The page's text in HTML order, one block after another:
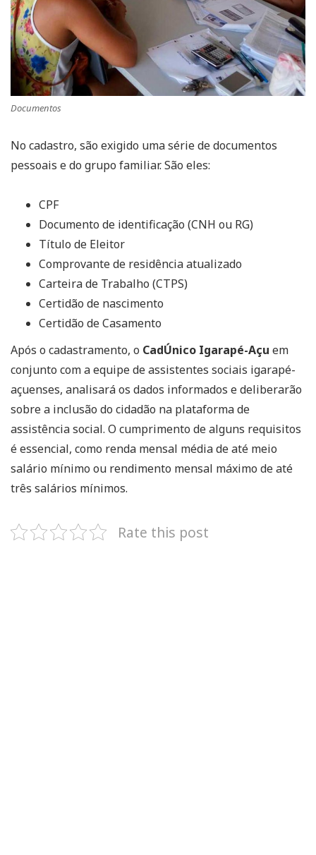
Documentos
No cadastro, são exigido uma série de documentos
pessoais e do grupo familiar. São eles:
CPF
Documento de identificação (CNH ou RG)
Título de Eleitor
Comprovante de residência atualizado
Carteira de Trabalho (CTPS)
Certidão de nascimento
Certidão de Casamento
Após o cadastramento, o CadÚnico Igarapé-Açu em
conjunto com a equipe de assistentes sociais igarapé-
açuenses, analisará os dados informados e deliberarão
sobre a inclusão do cidadão na plataforma de
assistência social. O cumprimento de alguns requisitos
é essencial, como renda mensal média de até meio
salário mínimo ou rendimento mensal máximo de até
três salários mínimos.
Rate this post